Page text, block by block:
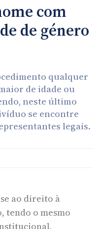
com
de género
qualquer
de idade ou
neste último
se encontre
legais.
ao direito à
tendo o mesmo